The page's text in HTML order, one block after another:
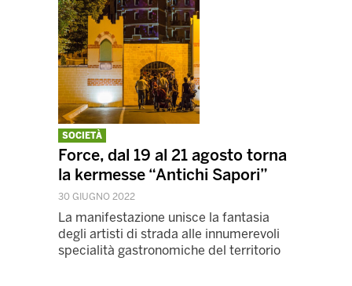
SOCIETÀ
Force, dal 19 al 21 agosto torna
la kermesse “Antichi Sapori”
30 GIUGNO 2022
La manifestazione unisce la fantasia
degli artisti di strada alle innumerevoli
specialità gastronomiche del territorio